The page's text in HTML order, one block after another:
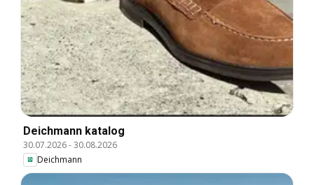
Deichmann katalog
30.07.2026-30.08.2026
Deichmann